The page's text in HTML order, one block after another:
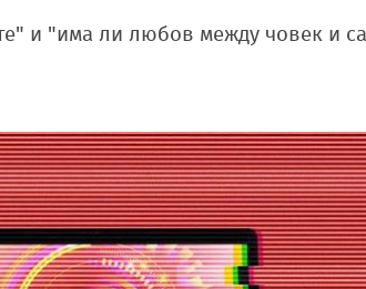
и "има ли любов между човек и